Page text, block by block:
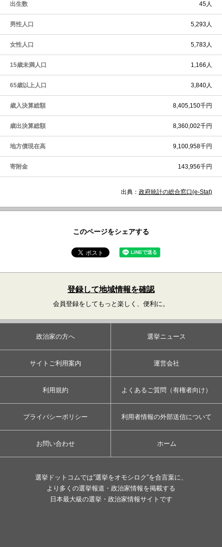
出生数 45人
男性人口 5,293人
女性人口 5,783人
15歳未満人口 1,166人
65歳以上人口 3,840人
歳入決算総額 8,405,150千円
歳出決算総額 8,360,002千円
地方債現在高 9,100,958千円
寄附金 143,956千円
出典： 政府統計の総合窓口(e-Stat)
このページをシェアする
登録して地域情報を確認
会員登録をしてもっと楽しく、便利に。
政治家の方へ 選挙ニュース
サイトご利用案内 運営会社
利用規約 よくあるご質問（有権者向け）
プライバシーポリシー 利用者情報の外部送信について
お問い合わせ ホーム
選挙ドットコムでは”選挙をオモシロク”を合言葉に、
より多くの選挙報道・政治家情報を掲載する
日本最大級の選挙・政治家情報サイトです